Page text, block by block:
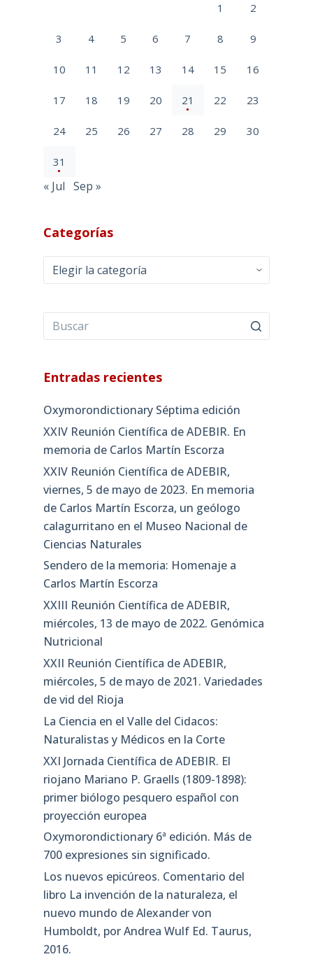
1 2
3 4 5 6 7 8 9
10 11 12 13 14 15 16
17 18 19 20 21 22 23
24 25 26 27 28 29 30
31
« Jul Sep »
Categorías
Categorías
Entradas recientes
Oxymorondictionary Séptima edición
XXIV Reunión Científica de ADEBIR. En
memoria de Carlos Martín Escorza
XXIV Reunión Científica de ADEBIR,
viernes, 5 de mayo de 2023. En memoria
de Carlos Martín Escorza, un geólogo
calagurritano en el Museo Nacional de
Ciencias Naturales
Sendero de la memoria: Homenaje a
Carlos Martín Escorza
XXIII Reunión Científica de ADEBIR,
miércoles, 13 de mayo de 2022. Genómica
Nutricional
XXII Reunión Científica de ADEBIR,
miércoles, 5 de mayo de 2021. Variedades
de vid del Rioja
La Ciencia en el Valle del Cidacos:
Naturalistas y Médicos en la Corte
XXI Jornada Científica de ADEBIR. El
riojano Mariano P. Graells (1809-1898):
primer biólogo pesquero español con
proyección europea
Oxymorondictionary 6ª edición. Más de
700 expresiones sin significado.
Los nuevos epicúreos. Comentario del
libro La invención de la naturaleza, el
nuevo mundo de Alexander von
Humboldt, por Andrea Wulf Ed. Taurus,
2016.